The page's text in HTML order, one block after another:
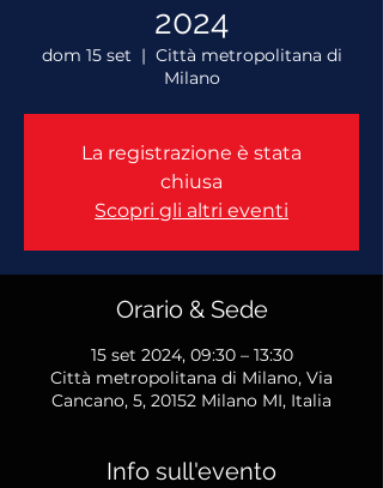
2024
dom 15 set
  |
Città metropolitana di
Milano
La registrazione è stata
chiusa
Scopri gli altri eventi
Orario & Sede
15 set 2024, 09:30 – 13:30
Città metropolitana di Milano, Via
Cancano, 5, 20152 Milano MI, Italia
Info sull'evento